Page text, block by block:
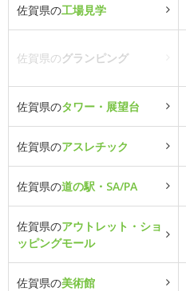
佐賀県の工場見学
佐賀県のグランピング
佐賀県のタワー・展望台
佐賀県のアスレチック
佐賀県の道の駅・SA/PA
佐賀県のアウトレット・ショ
ッピングモール
佐賀県の美術館